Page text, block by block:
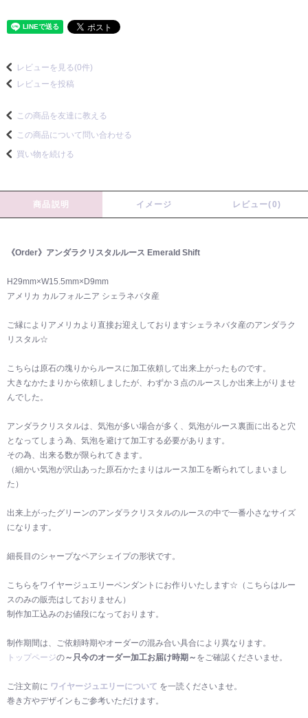
レビューを見る(0件)
レビューを投稿
この商品を友達に教える
この商品について問い合わせる
買い物を続ける
商品説明 イメージ レビュー(0)
《Order》アンダラクリスタルルース Emerald Shift
H29mm×W15.5mm×D9mm
アメリカ カルフォルニア シェラネバタ産
ご縁によりアメリカより直接お迎えしておりますシェラネバタ産のアンダラク
リスタル☆
こちらは原石の塊りからルースに加工依頼して出来上がったものです。
大きなかたまりから依頼しましたが、わずか３点のルースしか出来上がりませ
んでした。
アンダラクリスタルは、気泡が多い場合が多く、気泡がルース裏面に出ると穴
となってしまう為、気泡を避けて加工する必要があります。
その為、出来る数が限られてきます。
（細かい気泡が沢山あった原石かたまりはルース加工を断られてしまいまし
た）
出来上がったグリーンのアンダラクリスタルのルースの中で一番小さなサイズ
になります。
細長目のシャープなペアシェイプの形状です。
こちらをワイヤージュエリーペンダントにお作りいたします☆（こちらはルー
スのみの販売はしておりません）
制作加工込みのお値段になっております。
制作期間は、ご依頼時期やオーダーの混み合い具合により異なります。
トップページの～只今のオーダー加工お届け時期～ をご確認くださいませ。
ご注文前に ワイヤージュエリーについて を一読くださいませ。
巻き方やデザインもご参考いただけます。